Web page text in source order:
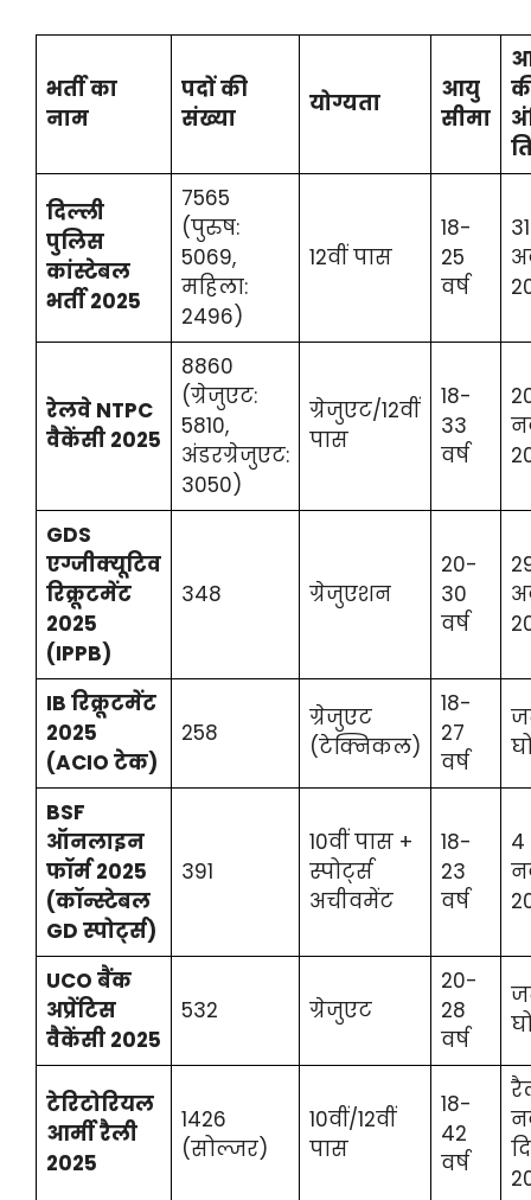
भर्ती का
नाम
पदों की
संख्या
योग्यता
आयु
सीमा
दिल्ली
पुलिस
कांस्टेबल
भर्ती 2025
7565
(पुरुष:
5069,
महिला:
2496)
12वीं पास
18-
25
वर्ष
31
रेलवे NTPC
वैकेंसी 2025
8860
(ग्रेजुएट:
5810,
अंडरग्रेजुएट:
3050)
ग्रेजुएट/12वीं
पास
18-
33
वर्ष
GDS
एग्जीक्यूटिव
रिक्रूटमेंट
2025
(IPPB)
348 ग्रेजुएशन
20-
30
वर्ष
IB रिक्रूटमेंट
2025
(ACIO टेक)
258
ग्रेजुएट
(टेक्निकल)
18-
27
वर्ष
BSF
ऑनलाइन
फॉर्म 2025
(कॉन्स्टेबल
GD स्पोर्ट्स)
391
10वीं पास +
स्पोर्ट्स
अचीवमेंट
18-
23
वर्ष
4
UCO बैंक
अप्रेंटिस
वैकेंसी 2025
532 ग्रेजुएट
20-
28
वर्ष
टेरिटोरियल
आर्मी रैली
2025
1426
(सोल्जर)
10वीं/12वीं
पास
18-
42
वर्ष